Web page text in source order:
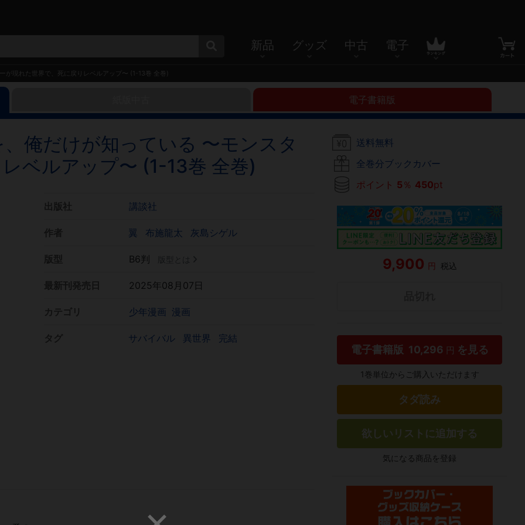
新品 グッズ 中古 電子
現れた世界で、死に戻りレベルアップ〜 (1-13巻 全巻)
電子書籍版
俺だけが知っている 〜モンスタ
ベルアップ〜 (1-13巻 全巻)
講談社
翼 布施龍太 灰島シゲル
B6判
2025年08月07日
少年漫画 漫画
サバイバル 異世界 完結
送料無料
全巻分ブックカバー
ポイント 5 ％ 450pt
9,900 円 税込
電子書籍版 10,296 円 を見る
1巻単位からご購入いただけます
タダ読み
欲しいリストに追加する
気になる商品を登録